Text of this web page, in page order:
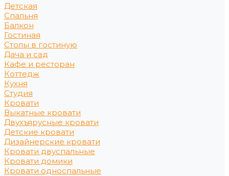
Детская
Спальня
Балкон
Гостиная
Столы в гостиную
Дача и сад
Кафе и ресторан
Коттедж
Кухня
Студия
Кровати
Выкатные кровати
Двухъярусные кровати
Детские кровати
Дизайнерские кровати
Кровати двуспальные
Кровати домики
Кровати односпальные